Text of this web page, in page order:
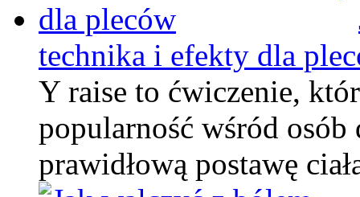
technika i efekty dla
Y raise to ćwiczenie,
popularność wśród
prawidłową postawę